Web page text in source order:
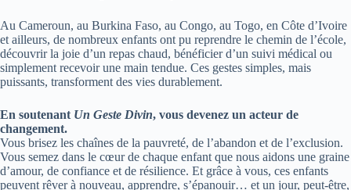
Au Cameroun, au Burkina Faso, au Congo, au Togo, en Côte d’Ivoire
et ailleurs, de nombreux enfants ont pu reprendre le chemin de l’école,
découvrir la joie d’un repas chaud, bénéficier d’un suivi médical ou
simplement recevoir une main tendue. Ces gestes simples, mais
puissants, transforment des vies durablement.
En soutenant Un Geste Divin, vous devenez un acteur de
changement.
Vous brisez les chaînes de la pauvreté, de l’abandon et de l’exclusion.
Vous semez dans le cœur de chaque enfant que nous aidons une graine
d’amour, de confiance et de résilience. Et grâce à vous, ces enfants
peuvent rêver à nouveau, apprendre, s’épanouir… et un jour, peut-être,